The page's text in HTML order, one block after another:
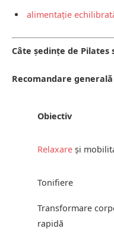
alimentație
Câte ședințe de
Recomandare generală
Obiectiv
Relaxare și
Tonifiere
Transformare
rapidă